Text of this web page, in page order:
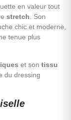
en valeur tout
stretch . Son
chic et moderne,
tenue plus
et son tissu
du dressing